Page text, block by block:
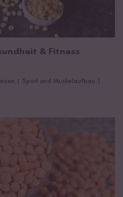
& Fitness
| Sport und Muskelaufbau |